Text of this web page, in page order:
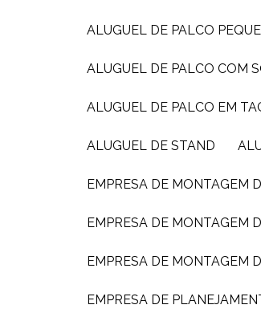
ALUGUEL DE PALCO
ALUGUEL DE PALCO COM
ALUGUEL DE PALCO EM
ALUGUEL DE STAND
EMPRESA DE MONTAGEM
EMPRESA DE MONTAGEM
EMPRESA DE MONTAGEM
EMPRESA DE